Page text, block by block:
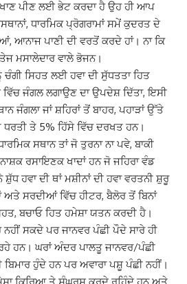
ਪੀਣ ਲਈ ਭੇਟ ਕਰਦਾ ਹੈ ਉਹ ਹੀ ਆਪ
, ਧਾਰਮਿਕ ਪ੍ਰੋਗਰਾਮਾਂ ਸਮੇਂ ਕੁਦਰਤ ਦੇ
, ਆਨਾਜ ਪਾਣੀ ਦੀ ਵਰਤੋਂ ਕਰਦੇ ਹਾਂ। ਨਾ ਕਿ
ਮਸਾਲੇਦਾਰ ਵਾਲੇ ਭੋਜਨ।
ਚੰਗੀ ਸਿਹਤ ਲਈ ਹਵਾ ਦੀ ਸੁੱਧਤਤਾ ਹਿਤ
ਵਿੱਚ ਜੰਗਲ ਲਗਾਉਣ ਦਾ ਉਪਦੇਸ਼ ਦਿੱਤਾ,ਇਸੀ
ਜੰਗਲਾ ਜਾਂ ਸ਼ਹਿਰਾਂ ਤੋਂ ਬਾਹਰ, ਪਹਾੜਾਂ ਉੱਤੇ
ਧਰਤੀ ਤੇ 5% ਹਿੱਸੇ ਵਿੱਚ ਦਰਖਤ ਹਨ।
ਸਥਾਨ ਤਾਂ ਜੋ ਤੁਰਨਾ ਨਾ ਪਵੇ, ਬਾਕੀ
ਰਸਾਇਣਕ ਖਾਦਾਂ ਹਨ ਜੋ ਜਹਿਰਾ ਵੰਡ
ਸ਼ੁੱਧ ਹਵਾ ਦੀ ਥਾਂ ਮਸ਼ੀਨਾਂ ਦੀ ਹਵਾ ਵਰਤਨੀ ਸ਼ੁਰੂ
ਅਤੇ ਸਰਦੀਆਂ ਵਿੱਚ ਹੀਟਰ, ਬੈਲੋਰ ਤੋਂ ਬਿਨਾਂ
, ਬਚਾਓ ਹਿਤ ਹਮੇਸ਼ਾ ਯਤਨ ਕਰਦੀ ਹੈ।
ਨਹੀਂ ਸਕਦੇ ਪਰ ਜਾਨਵਰ ਪੰਛੀ ਪੌਦੇ ਸਾਰੇ ਹੀ
ਹਨ। ਘਰਾਂ ਅੰਦਰ ਪਾਲਤੂ ਜਾਨਵਰ/ਪੰਛੀ
ਬਿਮਾਰ ਹੁੰਦੇ ਹਨ ਪਰ ਅਵਾਰਾ ਪਸ਼ੂ ਪੰਛੀ ਨਹੀਂ।